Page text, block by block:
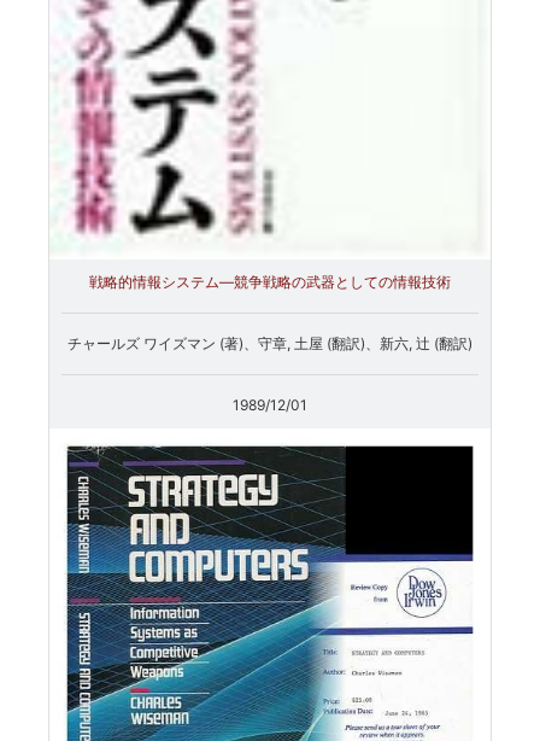
戦略的情報システム―競争戦略の武器としての情報技術
チャールズ ワイズマン (著)、守章, 土屋 (翻訳)、新六, 辻 (翻訳)
1989/12/01